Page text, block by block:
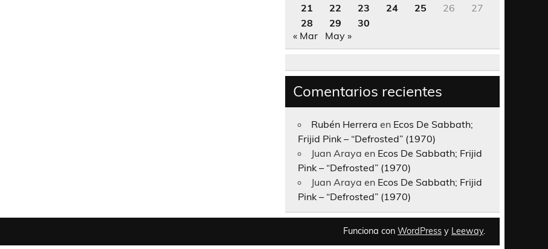
21
22 23 24 25 26
27
28
29
30
« Mar
May »
Comentarios recientes
Rubén Herrera en Ecos De Sabbath;
Frijid Pink – “Defrosted” (1970)
Juan Araya en Ecos De Sabbath; Frijid
Pink – “Defrosted” (1970)
Juan Araya en Ecos De Sabbath; Frijid
Pink – “Defrosted” (1970)
Funciona con WordPress y Leeway.